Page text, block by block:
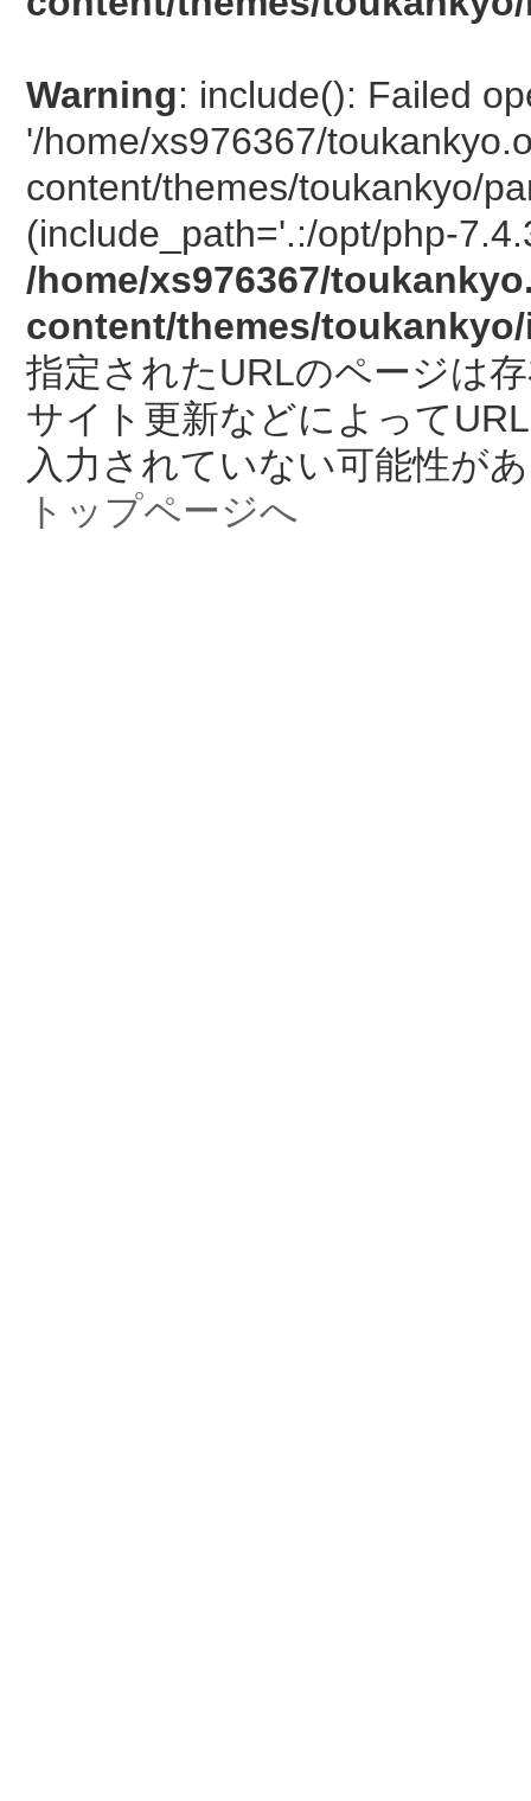
Warning: include(): Failed
'/home/xs976367/
content/themes/toukankyo/
(include_path='.:/opt/php-
/home/xs976367/
content/themes/
指定されたURLのページは
サイト更新などによって
入力されていない可能性が
トップページへ